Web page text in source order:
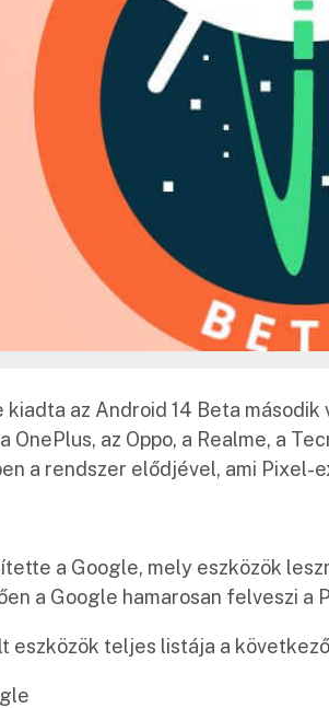
kiadta az Android 14 Beta második
OnePlus, az Oppo, a Realme, a
a rendszer elődjével, ami Pixel-
a Google, mely eszközök
a Google hamarosan felveszi a
eszközök teljes listája a